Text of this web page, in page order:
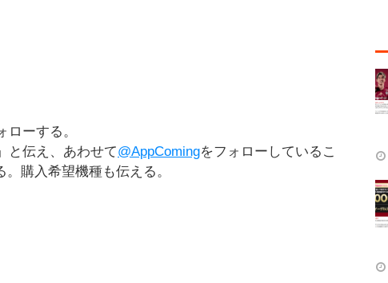
ローする。
と伝え、あわせて@AppComingをフォローしているこ
購入希望機種も伝える。